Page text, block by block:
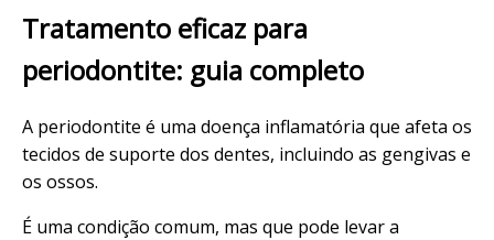
Tratamento eficaz para
periodontite: guia completo
A periodontite é uma doença inflamatória que afeta os
tecidos de suporte dos dentes, incluindo as gengivas e
os ossos.
É uma condição comum, mas que pode levar a